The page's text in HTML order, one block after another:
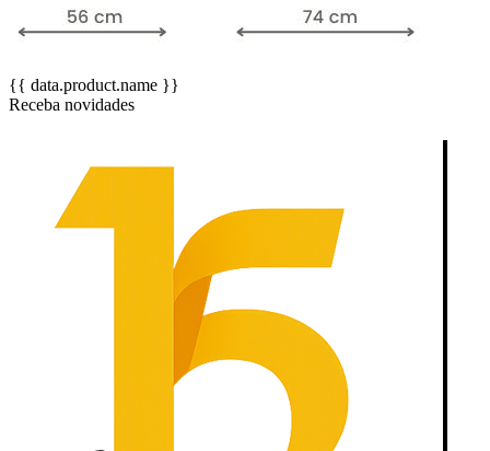
{{ data.product.name }}
Receba novidades